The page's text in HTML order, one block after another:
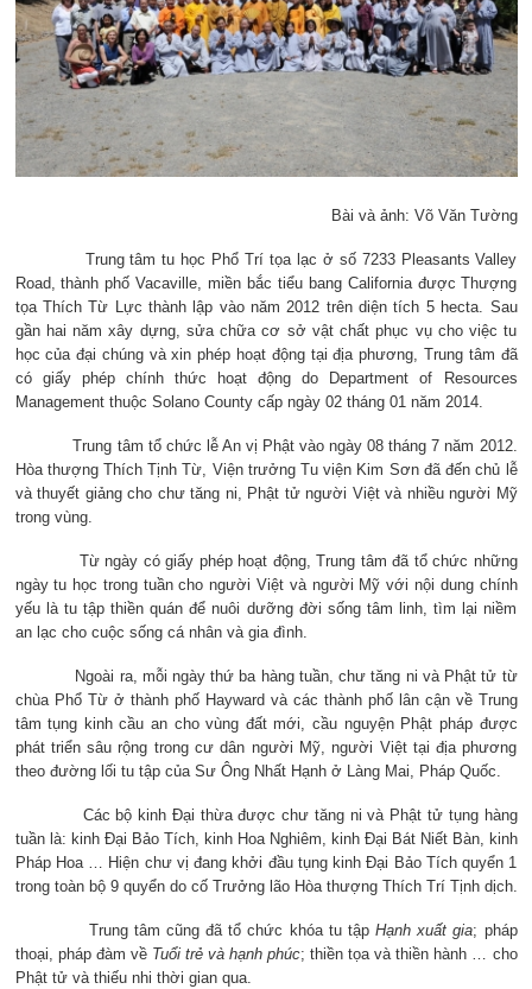
Bài và ảnh: Võ Văn Tường
Trung tâm tu học Phổ Trí tọa lạc ở số 7233 Pleasants Valley
Road, thành phố Vacaville, miền bắc tiểu bang California được Thượng
tọa Thích Từ Lực thành lập vào năm 2012 trên diện tích 5 hecta. Sau
gần hai năm xây dựng, sửa chữa cơ sở vật chất phục vụ cho việc tu
học của đại chúng và xin phép hoạt động tại địa phương, Trung tâm đã
có giấy phép chính thức hoạt động do Department of Resources
Management thuộc Solano County cấp ngày 02 tháng 01 năm 2014.
Trung tâm tổ chức lễ An vị Phật vào ngày 08 tháng 7 năm 2012.
Hòa thượng Thích Tịnh Từ, Viện trưởng Tu viện Kim Sơn đã đến chủ lễ
và thuyết giảng cho chư tăng ni, Phật tử người Việt và nhiều người Mỹ
trong vùng.
Từ ngày có giấy phép hoạt động, Trung tâm đã tổ chức những
ngày tu học trong tuần cho người Việt và người Mỹ với nội dung chính
yếu là tu tập thiền quán để nuôi dưỡng đời sống tâm linh, tìm lại niềm
an lạc cho cuộc sống cá nhân và gia đình.
Ngoài ra, mỗi ngày thứ ba hàng tuần, chư tăng ni và Phật tử từ
chùa Phổ Từ ở thành phố Hayward và các thành phố lân cận về Trung
tâm tụng kinh cầu an cho vùng đất mới, cầu nguyện Phật pháp được
phát triển sâu rộng trong cư dân người Mỹ, người Việt tại địa phương
theo đường lối tu tập của Sư Ông Nhất Hạnh ở Làng Mai, Pháp Quốc.
Các bộ kinh Đại thừa được chư tăng ni và Phật tử tụng hàng
tuần là: kinh Đại Bảo Tích, kinh Hoa Nghiêm, kinh Đại Bát Niết Bàn, kinh
Pháp Hoa … Hiện chư vị đang khởi đầu tụng kinh Đại Bảo Tích quyển 1
trong toàn bộ 9 quyển do cố Trưởng lão Hòa thượng Thích Trí Tịnh dịch.
Trung tâm cũng đã tổ chức khóa tu tập Hạnh xuất gia; pháp
thoại, pháp đàm về Tuổi trẻ và hạnh phúc; thiền tọa và thiền hành … cho
Phật tử và thiếu nhi thời gian qua.